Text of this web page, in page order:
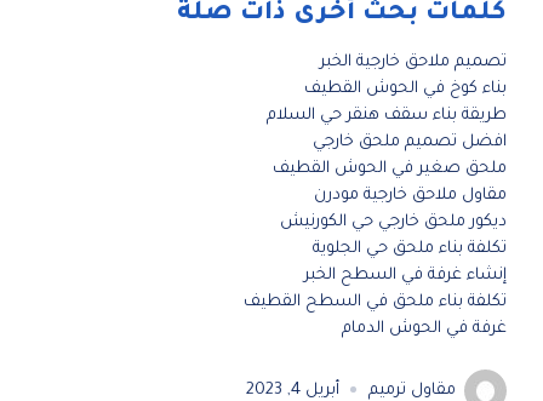
كلمات بحث أخرى ذات صلة
تصميم ملاحق خارجية الخبر
بناء كوخ في الحوش القطيف
طريقة بناء سقف هنقر حي السلام
افضل تصميم ملحق خارجي
ملحق صغير في الحوش القطيف
مقاول ملاحق خارجية مودرن
ديكور ملحق خارجي حي الكورنيش
تكلفة بناء ملحق حي الجلوية
إنشاء غرفة في السطح الخبر
تكلفة بناء ملحق في السطح القطيف
غرفة في الحوش الدمام
مقاول ترميم أبريل 4, 2023